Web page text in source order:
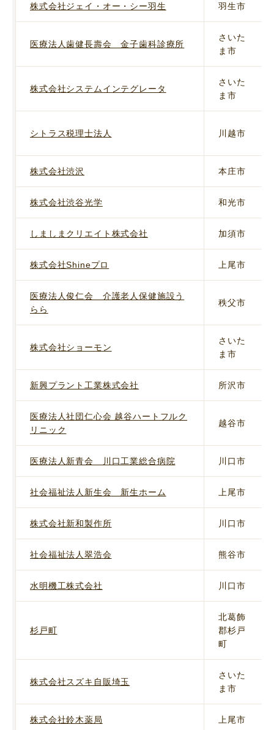
株式会社ジェイ・オー・シー羽生 羽生市
医療法人歯健長壽会 金子歯科診療所
さいた
ま市
株式会社システムインテグレータ
さいた
ま市
シトラス税理士法人 川越市
株式会社渋沢 本庄市
株式会社渋谷光学 和光市
しましまクリエイト株式会社 加須市
株式会社Shineプロ 上尾市
医療法人俊仁会 介護老人保健施設う
らら
秩父市
株式会社ショーモン
さいた
ま市
新興プラント工業株式会社 所沢市
医療法人社団仁心会 越谷ハートフルク
リニック
越谷市
医療法人新青会 川口工業総合病院 川口市
社会福祉法人新生会 新生ホーム 上尾市
株式会社新和製作所 川口市
社会福祉法人翠浩会 熊谷市
水明機工株式会社 川口市
杉戸町
北葛飾
郡杉戸
町
株式会社スズキ自販埼玉
さいた
ま市
株式会社鈴木薬局 上尾市